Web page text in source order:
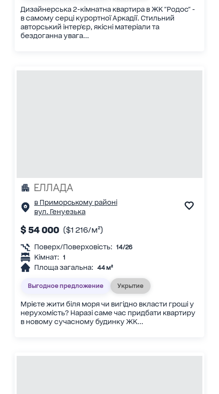
Дизайнерська 2-кімнатна квартира в ЖК "Родос" -
в самому серці курортної Аркадії. Стильний
авторський інтер'єр, якісні матеріали та
бездоганна увага...
ЕЛЛАДА
в Приморському районі
вул. Генуезька
$ 54 000 ($1 216/м²)
Поверх/Поверховість: 14/26
Кімнат: 1
Площа загальна: 44 м²
Выгодное предложение Укрытие
Мрієте жити біля моря чи вигідно вкласти гроші у
нерухомість? Наразі саме час придбати квартиру
в новому сучасному будинку ЖК...